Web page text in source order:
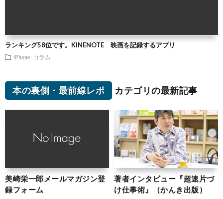
ランキング58位です。KINENOTE 映画を記録するアプリ
iPhone コラム
本の裏側・最前線レポ カテゴリの最新記事
美崎栄一郎メールマガジン登
録フォーム
著者インタビュー『超速片づ
け仕事術』（かんき出版）